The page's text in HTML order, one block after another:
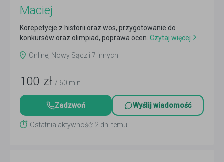
Maciej
Korepetycje z historii oraz wos, przygotowanie do
konkursów oraz olimpiad, poprawa ocen. Czytaj więcej
Online, Nowy Sącz i 7 innych
100 zł / 60 min
Zadzwoń Wyślij wiadomość
Ostatnia aktywność: 2 dni temu